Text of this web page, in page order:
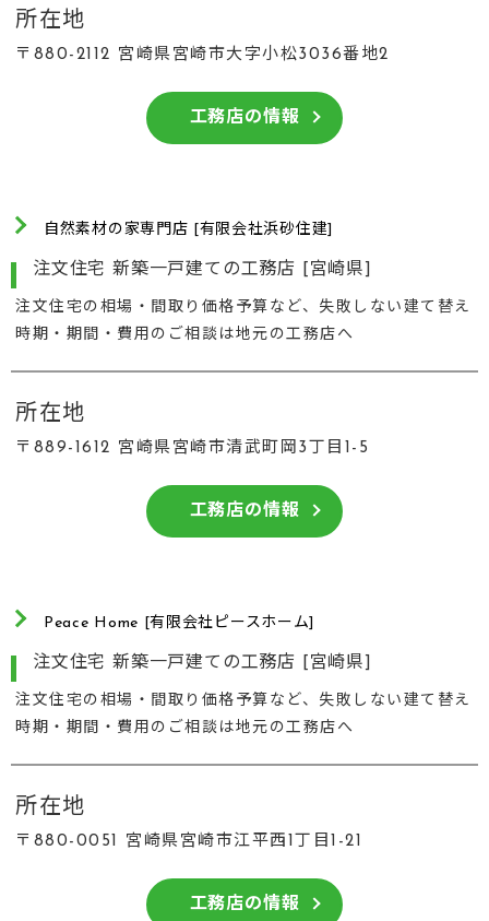
所在地
〒880-2112 宮崎県宮崎市大字小松3036番地2
工務店の情報
自然素材の家専門店 [有限会社浜砂住建]
注文住宅 新築一戸建ての工務店 [宮崎県]
注文住宅の相場・間取り価格予算など、失敗しない建て替え
時期・期間・費用のご相談は地元の工務店へ
所在地
〒889-1612 宮崎県宮崎市清武町岡3丁目1-5
工務店の情報
Peace Home [有限会社ピースホーム]
注文住宅 新築一戸建ての工務店 [宮崎県]
注文住宅の相場・間取り価格予算など、失敗しない建て替え
時期・期間・費用のご相談は地元の工務店へ
所在地
〒880-0051 宮崎県宮崎市江平西1丁目1-21
工務店の情報